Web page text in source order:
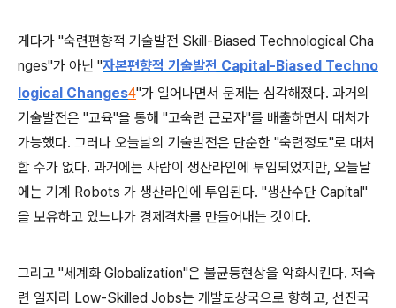
게다가 "숙련편향적 기술발전 Skill-Biased Technological Cha
nges"가 아닌 "자본편향적 기술발전 Capital-Biased Techno
logical Changes4"가 일어나면서 문제는 심각해졌다. 과거의
기술발전은 "교육"을 통해 "고숙련 근로자"를 배출하면서 대처가
가능했다. 그러나 오늘날의 기술발전은 단순한 "숙련정도"로 대처
할 수가 없다. 과거에는 사람이 생산라인에 투입되었지만, 오늘날
에는 기계 Robots 가 생산라인에 투입된다. "생산수단 Capital"
을 보유하고 있느냐가 경제격차를 만들어내는 것이다.
그리고 "세계화 Globalization"은 불균등현상을 악화시킨다. 저숙
련 일자리 Low-Skilled Jobs는 개발도상국으로 향하고, 선진국